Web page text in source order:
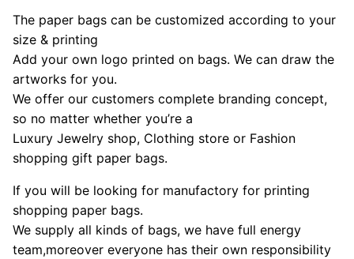
The paper bags can be customized according to your
size & printing
Add your own logo printed on bags. We can draw the
artworks for you.
We offer our customers complete branding concept,
so no matter whether you’re a
Luxury Jewelry shop, Clothing store or Fashion
shopping gift paper bags.
If you will be looking for manufactory for printing
shopping paper bags.
We supply all kinds of bags, we have full energy
team,moreover everyone has their own responsibility